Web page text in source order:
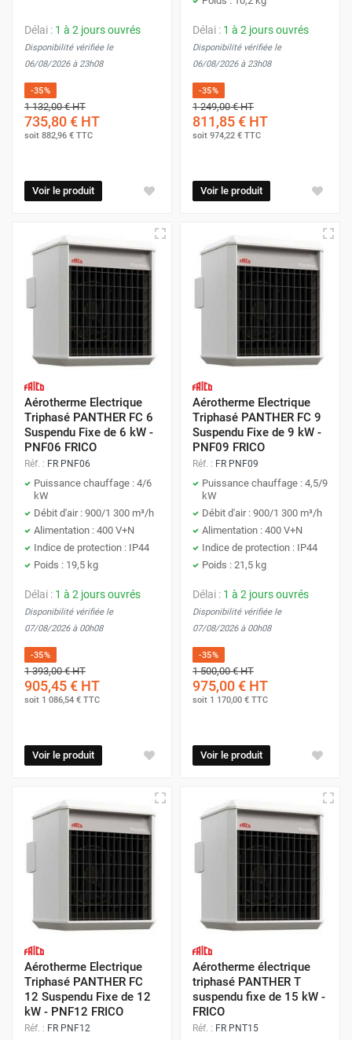
Délai : 1 à 2 jours ouvrés
Disponibilité vérifiée le
06/08/2026 à 23h08
-35%
1 132,00 €HT
735,80 € HT
soit 882,96 € TTC
Voir le produit
Délai : 1 à 2 jours ouvrés
Disponibilité vérifiée le
06/08/2026 à 23h08
-35%
1 249,00 €HT
811,85 € HT
soit 974,22 € TTC
Voir le produit
Aérotherme Electrique
Triphasé PANTHER FC 6
Suspendu Fixe de 6 kW -
PNF06 FRICO
Réf. : FR PNF06
Puissance chauffage : 4/6
kW
Débit d'air : 900/1 300 m³/h
Alimentation : 400 V+N
Indice de protection : IP44
Poids : 19,5 kg
Délai : 1 à 2 jours ouvrés
Disponibilité vérifiée le
07/08/2026 à 00h08
-35%
1 393,00 €HT
905,45 € HT
soit 1 086,54 € TTC
Voir le produit
Aérotherme Electrique
Triphasé PANTHER FC 9
Suspendu Fixe de 9 kW -
PNF09 FRICO
Réf. : FR PNF09
Puissance chauffage : 4,5/9
kW
Débit d'air : 900/1 300 m³/h
Alimentation : 400 V+N
Indice de protection : IP44
Poids : 21,5 kg
Délai : 1 à 2 jours ouvrés
Disponibilité vérifiée le
07/08/2026 à 00h08
-35%
1 500,00 €HT
975,00 € HT
soit 1 170,00 € TTC
Voir le produit
Aérotherme Electrique
Triphasé PANTHER FC
12 Suspendu Fixe de 12
kW - PNF12 FRICO
Réf. : FR PNF12
Aérotherme électrique
triphasé PANTHER T
suspendu fixe de 15 kW -
FRICO
Réf. : FR PNT15